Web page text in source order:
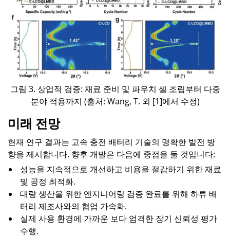
그림 3. 상업적 검증: 재료 준비 및 파우치 셀 조립부터 다중
분야 적용까지 (출처: Wang, T. 외 [1]에서 수정)
미래 전망
현재 연구 결과는 고속 충전 배터리 기술의 명확한 발전 방
향을 제시합니다. 향후 개발은 다음에 중점을 둘 것입니다:
성능을 지속적으로 개선하고 비용을 절감하기 위한 재료
및 공정 최적화.
대량 생산을 위한 엔지니어링 검증 완료를 위해 하류 배
터리 제조사와의 협업 가속화.
실제 사용 환경에 가까운 보다 엄격한 장기 신뢰성 평가
수행.